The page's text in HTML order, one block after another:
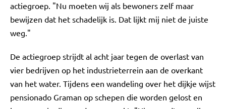
actiegroep. "Nu moeten wij als bewoners zelf maar
bewijzen dat het schadelijk is. Dat lijkt mij niet de juiste
weg."
De actiegroep strijdt al acht jaar tegen de overlast van
vier bedrijven op het industrieterrein aan de overkant
van het water. Tijdens een wandeling over het dijkje wijst
pensionado Graman op schepen die worden gelost en